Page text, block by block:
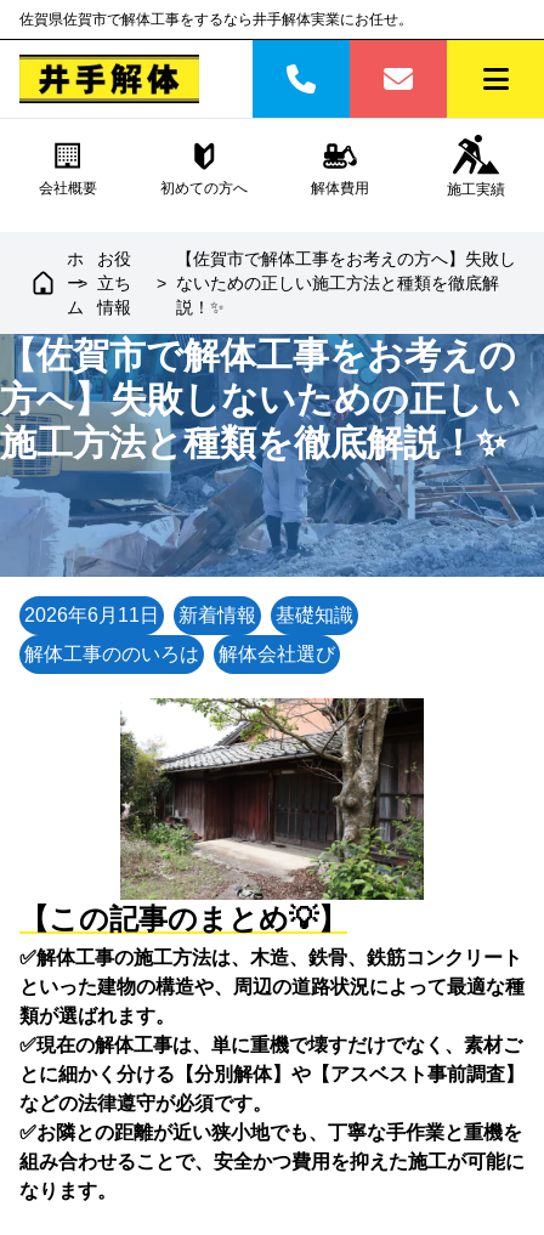
佐賀県佐賀市で解体工事をするなら井手解体実業にお任せ。
会社概要 初めての方へ 解体費用 施工実績
ホ
ー
ム
>
お役
立ち
情報
>
【佐賀市で解体工事をお考えの方へ】失敗し
ないための正しい施工方法と種類を徹底解
説！✨
【佐賀市で解体工事をお考えの
方へ】失敗しないための正しい
施工方法と種類を徹底解説！✨
2026年6月11日 新着情報
基礎知識
解体工事ののいろは
解体会社選び
【この記事のまとめ💡】
✅解体工事の施工方法は、木造、鉄骨、鉄筋コンクリート
といった建物の構造や、周辺の道路状況によって最適な種
類が選ばれます。
✅現在の解体工事は、単に重機で壊すだけでなく、素材ご
とに細かく分ける【分別解体】や【アスベスト事前調査】
などの法律遵守が必須です。
✅お隣との距離が近い狭小地でも、丁寧な手作業と重機を
組み合わせることで、安全かつ費用を抑えた施工が可能に
なります。